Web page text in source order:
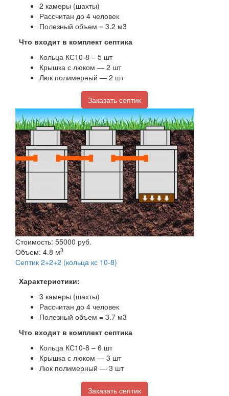
2 камеры (шахты)
Рассчитан до 4 человек
Полезный объем = 3.2 м3
Что входит в комплект септика
Кольца КС10-8 – 5 шт
Крышка с люком — 2 шт
Люк полимерный — 2 шт
Заказать септик
Стоимость: 55000 руб.
Объем: 4.8 м3
Септик 2+2+2 (кольца кс 10-8)
Характеристики:
3 камеры (шахты)
Рассчитан до 4 человек
Полезный объем = 3.7 м3
Что входит в комплект септика
Кольца КС10-8 – 6 шт
Крышка с люком — 3 шт
Люк полимерный — 3 шт
Заказать септик